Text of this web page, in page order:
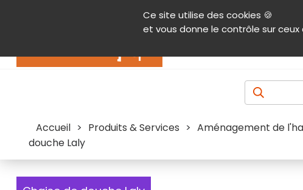
Ce site utilise des cookies 🍪
et vous donne le contrôle sur
Contenu Aide et accessibilité Menu principal
Accueil > Produits & Services > Aménagement de
douche Laly